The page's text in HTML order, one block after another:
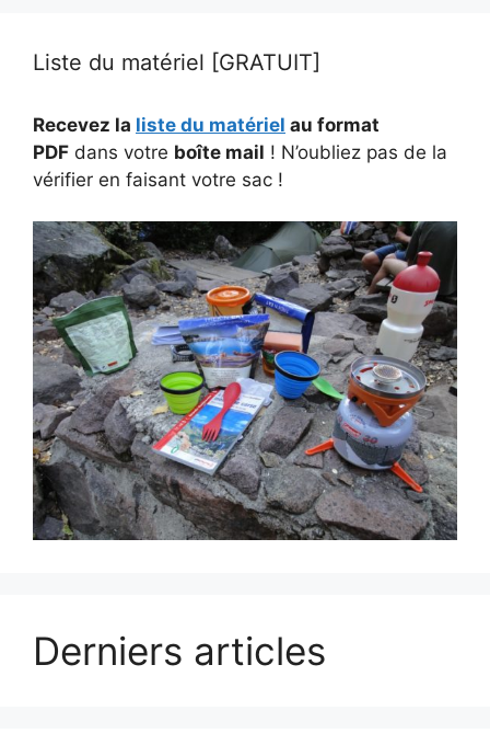
Liste du matériel [GRATUIT]
Recevez la liste du matériel au format
PDF dans votre boîte mail ! N’oubliez pas de la
vérifier en faisant votre sac !
Derniers articles